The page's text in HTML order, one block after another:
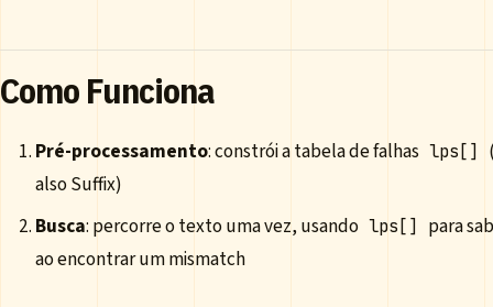
Como Funciona
Pré-processamento: constrói a tabela de falhas lps[]
also Suffix)
Busca: percorre o texto uma vez, usando lps[]
para
ao encontrar um mismatch